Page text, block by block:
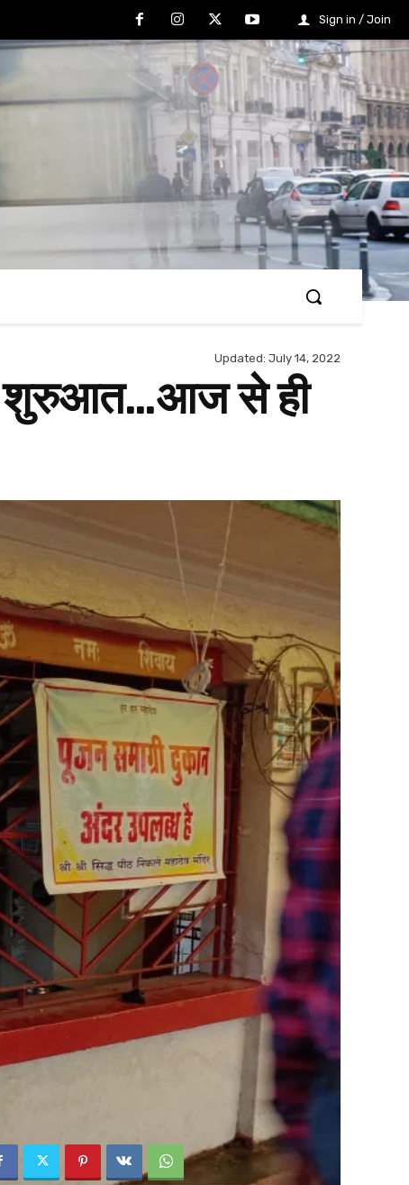
Sign in / Join
Updated: July 14, 2022
शुरुआत…आज से ही